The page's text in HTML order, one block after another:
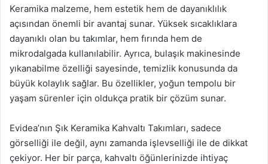
Keramika malzeme, hem estetik hem de dayanıklılık
açısından önemli bir avantaj sunar. Yüksek sıcaklıklara
dayanıklı olan bu takımlar, hem fırında hem de
mikrodalgada kullanılabilir. Ayrıca, bulaşık makinesinde
yıkanabilme özelliği sayesinde, temizlik konusunda da
büyük kolaylık sağlar. Bu özellikler, yoğun tempolu bir
yaşam sürenler için oldukça pratik bir çözüm sunar.
Evidea’nın Şık Keramika Kahvaltı Takımları, sadece
görselliği ile değil, aynı zamanda işlevselliği ile de dikkat
çekiyor. Her bir parça, kahvaltı öğünlerinizde ihtiyaç